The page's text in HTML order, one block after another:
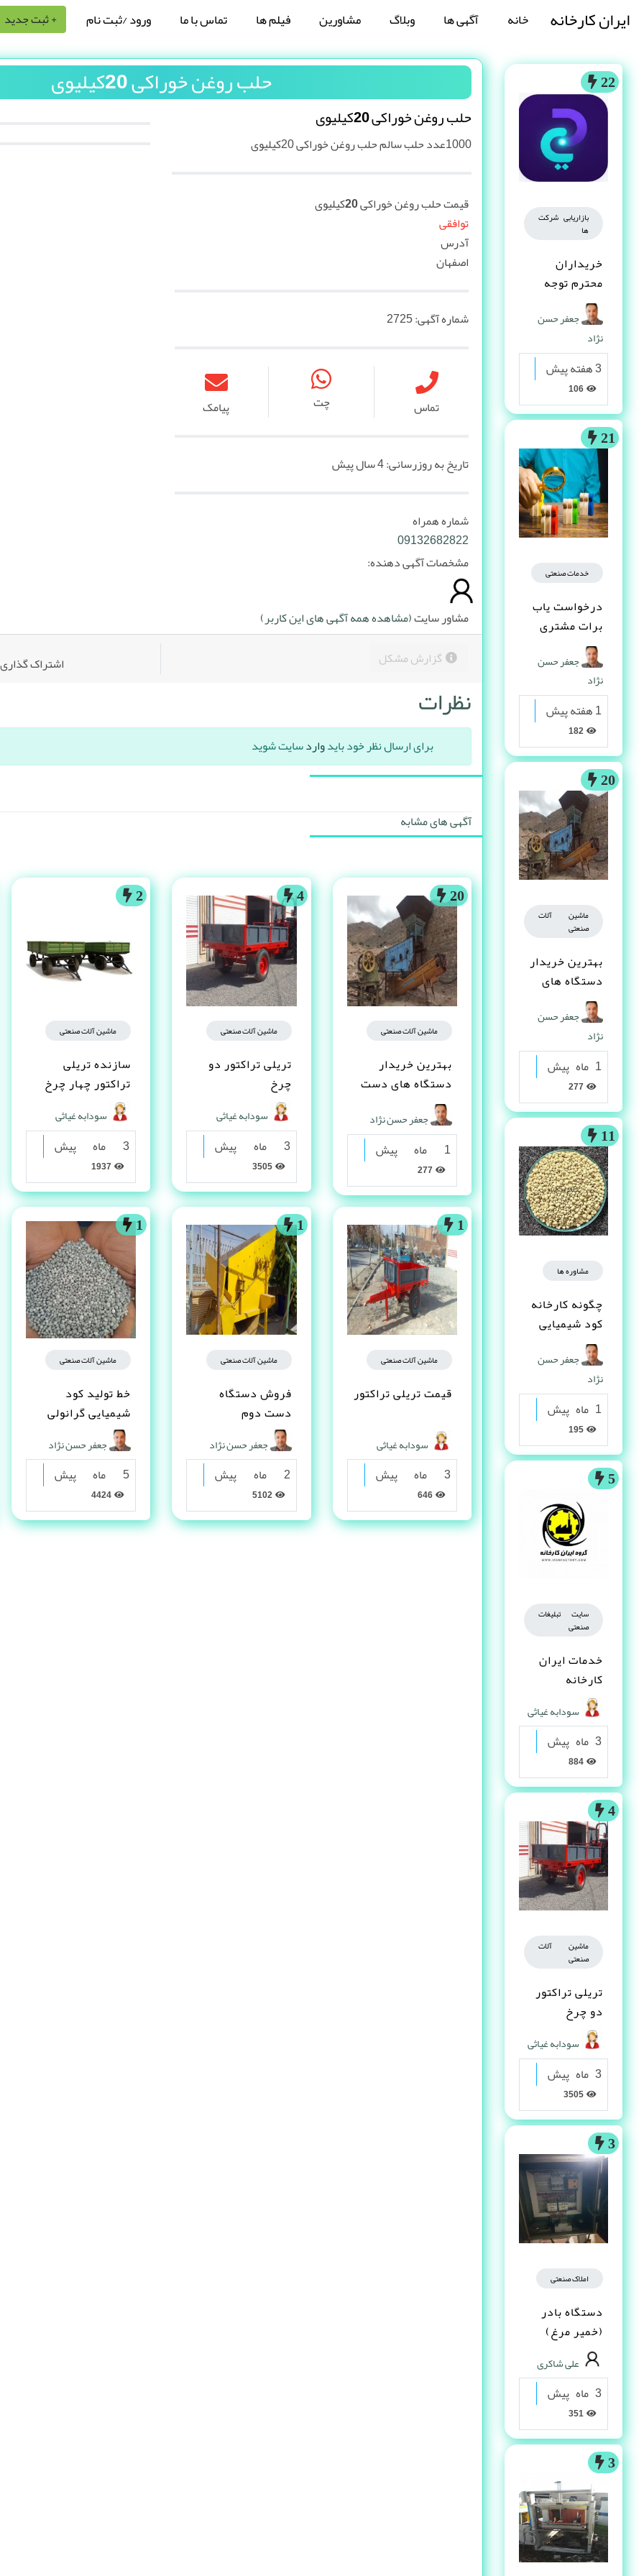
ایران کارخانه خانه آگهی ها وبلاگ مشاورین فیلم ها تماس با ما ورود /ثبت نام + ثبت جدید
22
بازاریابی شرکت
ها
خریداران
محترم توجه
کنند
جعفر حسن
نژاد
3 هفته پیش
21
خدمات صنعتی
درخواست یاب
برات مشتری
پیدا می کنه
جعفر حسن
نژاد
1 هفته پیش
20
ماشین آلات
صنعتی
بهترین خریدار
دستگاه های
دست دوم
صنعتی کیست ؟
جعفر حسن
نژاد
1 ماه پیش
11
مشاوره ها
چگونه کارخانه
کود شیمیایی
تاسیس کنم ؟
جعفر حسن
نژاد
1 ماه پیش
5
سایت تبلیغات
صنعتی
خدمات ایران
کارخانه
سودابه غیاثی
3 ماه پیش
4
ماشین آلات
صنعتی
تریلی تراکتور
دو چرخ
سودابه غیاثی
3 ماه پیش
3
املاک صنعتی
دستگاه بادر
(خمیر مرغ)
علی شاکری
3 ماه پیش
3
حلب روغن خوراکی 20کیلیوی
حلب روغن خوراکی 20کیلیوی
1000عدد حلب سالم حلب روغن خوراکی 20کیلیوی
قیمت حلب روغن خوراکی 20کیلیوی
توافقی
آدرس
اصفهان
شماره آگهی:2725
تماس چت پیامک
تاریخ به روزرسانی:4 سال پیش
شماره همراه
09132682822
مشخصات آگهی دهنده:
مشاور سایت(مشاهده همه آگهی های این کاربر)
گزارش مشکل
اشتراک
نظرات
برای ارسال نظر خود بایدواردسایت شوید
آگهی های مشابه
20
ماشین آلات صنعتی
بهترین خریدار
دستگاه های دست
دوم صنعتی کیست ؟
جعفر حسن نژاد
1 ماه پیش
4
ماشین آلات صنعتی
تریلی تراکتور دو
چرخ
سودابه غیاثی
3 ماه پیش
3505
2
ماشین آلات صنعتی
سازنده تریلی
تراکتور چهار چرخ
سودابه غیاثی
3 ماه پیش
1
ماشین آلات صنعتی
قیمت تریلی تراکتور
سودابه غیاثی
3 ماه پیش
1
ماشین آلات صنعتی
فروش دستگاه
دست دوم
جعفر حسن نژاد
2 ماه پیش
5102
1
ماشین آلات صنعتی
خط تولید کود
شیمیایی گرانولی
جعفر حسن نژاد
5 ماه پیش